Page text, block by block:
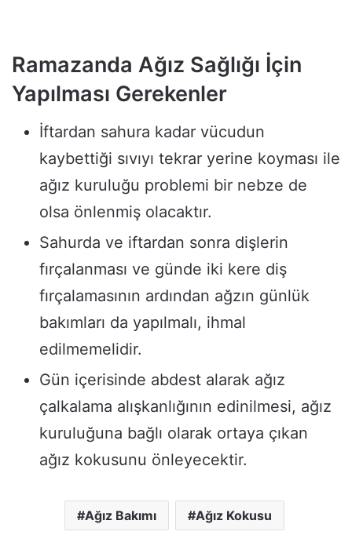
Ramazanda Ağız Sağlığı İçin
Yapılması Gerekenler
İftardan sahura kadar vücudun
kaybettiği sıvıyı tekrar yerine koyması ile
ağız kuruluğu problemi bir nebze de
olsa önlenmiş olacaktır.
Sahurda ve iftardan sonra dişlerin
fırçalanması ve günde iki kere diş
fırçalamasının ardından ağzın günlük
bakımları da yapılmalı, ihmal
edilmemelidir.
Gün içerisinde abdest alarak ağız
çalkalama alışkanlığının edinilmesi, ağız
kuruluğuna bağlı olarak ortaya çıkan
ağız kokusunu önleyecektir.
Ağız Bakımı Ağız Kokusu